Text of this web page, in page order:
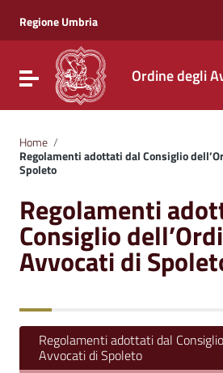
Vai al menu di navigazione
Vai al footer
Regione Umbria
Attiva / disattiva la navigazione
Ordine degli
Home /
Regolamenti adottati dal Consiglio
Spoleto
Regolamenti
Consiglio
Avvocati di
Regolamenti adottati dal
Avvocati di Spoleto